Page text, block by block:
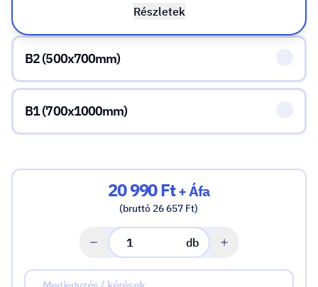
B2 (500x700mm)
B1 (700x1000mm)
20 990 Ft+ Áfa
(bruttó 26 657 Ft)
db
Részletek